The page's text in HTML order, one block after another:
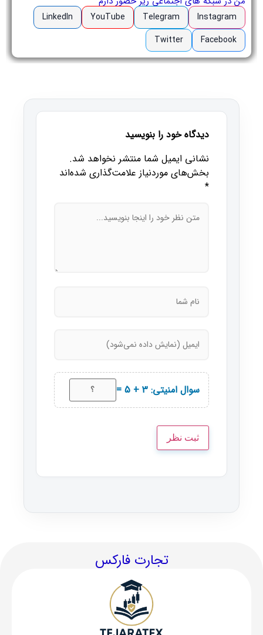
Instagram
Telegram
YouTube
LinkedIn
Facebook
Twitter
دیدگاه خود را بنویسید
نشانی ایمیل شما منتشر نخواهد شد.
بخش‌های موردنیاز علامت‌گذاری شده‌اند
*
سوال امنیتی: 3 + 5 =
تجارت فارکس